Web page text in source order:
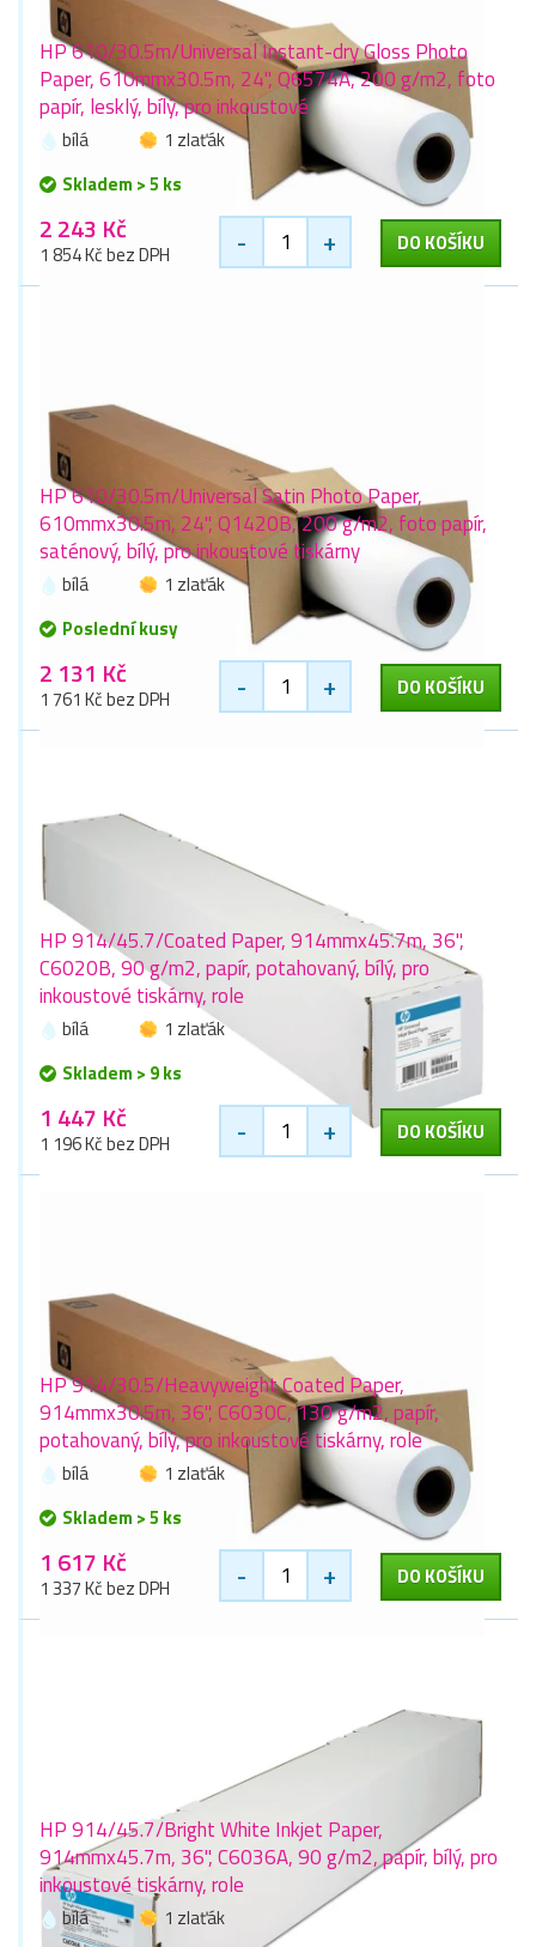
HP 610/30.5m/Universal Instant-dry Gloss Photo
Paper, 610mmx30.5m, 24", Q6574A, 200 g/m2, foto
papír, lesklý, bílý, pro inkoustové
bílá
1 zlaťák
Skladem > 5 ks
2 243 Kč
1 854 Kč bez DPH - + DO KOŠÍKU
HP 610/30.5m/Universal Satin Photo Paper,
610mmx30.5m, 24", Q1420B, 200 g/m2, foto papír,
saténový, bílý, pro inkoustové tiskárny
bílá
1 zlaťák
Poslední kusy
2 131 Kč
1 761 Kč bez DPH - + DO KOŠÍKU
HP 914/45.7/Coated Paper, 914mmx45.7m, 36",
C6020B, 90 g/m2, papír, potahovaný, bílý, pro
inkoustové tiskárny, role
bílá
1 zlaťák
Skladem > 9 ks
1 447 Kč
1 196 Kč bez DPH - + DO KOŠÍKU
HP 914/30.5/Heavyweight Coated Paper,
914mmx30.5m, 36", C6030C, 130 g/m2, papír,
potahovaný, bílý, pro inkoustové tiskárny, role
bílá
1 zlaťák
Skladem > 5 ks
1 617 Kč
1 337 Kč bez DPH - + DO KOŠÍKU
HP 914/45.7/Bright White Inkjet Paper,
914mmx45.7m, 36", C6036A, 90 g/m2, papír, bílý, pro
inkoustové tiskárny, role
bílá
1 zlaťák